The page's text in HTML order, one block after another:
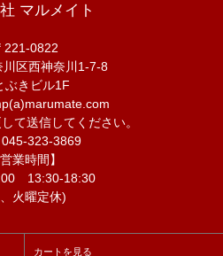
マルメイト
221-0822
川区西神奈川1-7-8
ぶきビル1F
て送信してください。
323-3869
営業時間】
13:30-18:30
火曜定休)
カートを見る